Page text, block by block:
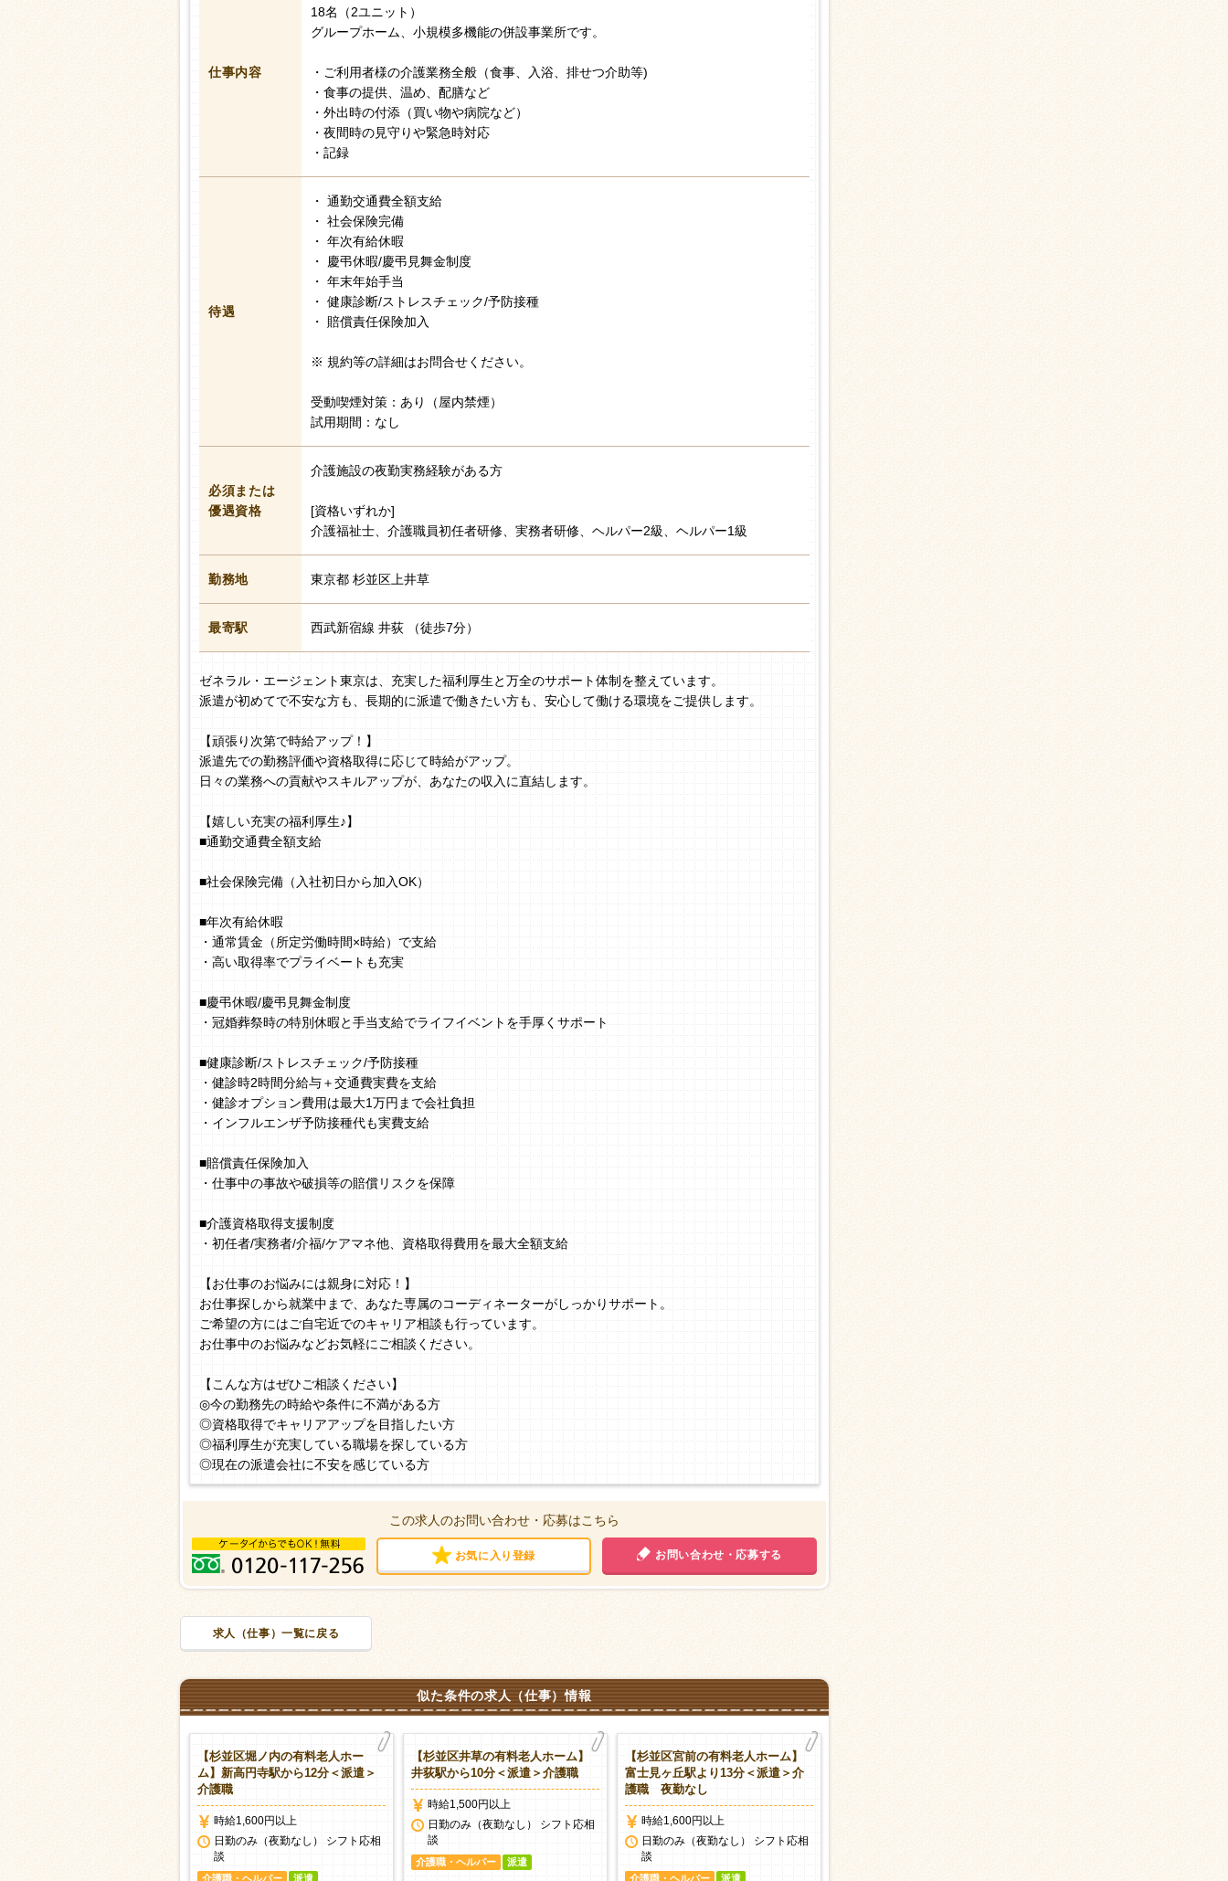
仕事内容
18名（2ユニット）
グループホーム、小規模多機能の併設事業所です。
・ご利用者様の介護業務全般（食事、入浴、排せつ介助等)
・食事の提供、温め、配膳など
・外出時の付添（買い物や病院など）
・夜間時の見守りや緊急時対応
・記録
待遇
・ 通勤交通費全額支給
・ 社会保険完備
・ 年次有給休暇
・ 慶弔休暇/慶弔見舞金制度
・ 年末年始手当
・ 健康診断/ストレスチェック/予防接種
・ 賠償責任保険加入
※ 規約等の詳細はお問合せください。
受動喫煙対策：あり（屋内禁煙）
試用期間：なし
必須または
優遇資格
介護施設の夜勤実務経験がある方
[資格いずれか]
介護福祉士、介護職員初任者研修、実務者研修、ヘルパー2級、ヘルパー1級
勤務地 東京都 杉並区上井草
最寄駅 西武新宿線 井荻 （徒歩7分）
ゼネラル・エージェント東京は、充実した福利厚生と万全のサポート体制を整えています。
派遣が初めてで不安な方も、長期的に派遣で働きたい方も、安心して働ける環境をご提供します。
【頑張り次第で時給アップ！】
派遣先での勤務評価や資格取得に応じて時給がアップ。
日々の業務への貢献やスキルアップが、あなたの収入に直結します。
【嬉しい充実の福利厚生♪】
■通勤交通費全額支給
■社会保険完備（入社初日から加入OK）
■年次有給休暇
・通常賃金（所定労働時間×時給）で支給
・高い取得率でプライベートも充実
■慶弔休暇/慶弔見舞金制度
・冠婚葬祭時の特別休暇と手当支給でライフイベントを手厚くサポート
■健康診断/ストレスチェック/予防接種
・健診時2時間分給与＋交通費実費を支給
・健診オプション費用は最大1万円まで会社負担
・インフルエンザ予防接種代も実費支給
■賠償責任保険加入
・仕事中の事故や破損等の賠償リスクを保障
■介護資格取得支援制度
・初任者/実務者/介福/ケアマネ他、資格取得費用を最大全額支給
【お仕事のお悩みには親身に対応！】
お仕事探しから就業中まで、あなた専属のコーディネーターがしっかりサポート。
ご希望の方にはご自宅近でのキャリア相談も行っています。
お仕事中のお悩みなどお気軽にご相談ください。
【こんな方はぜひご相談ください】
◎今の勤務先の時給や条件に不満がある方
◎資格取得でキャリアアップを目指したい方
◎福利厚生が充実している職場を探している方
◎現在の派遣会社に不安を感じている方
この求人のお問い合わせ・応募はこちら
お気に入り登録 お問い合わせ・応募する
求人（仕事）一覧に戻る
似た条件の求人（仕事）情報
【杉並区堀ノ内の有料老人ホー
ム】新高円寺駅から12分＜派遣＞
介護職
時給1,600円以上
日勤のみ（夜勤なし） シフト応相
談
介護職・ヘルパー 派遣
【杉並区井草の有料老人ホーム】
井荻駅から10分＜派遣＞介護職
時給1,500円以上
日勤のみ（夜勤なし） シフト応相
談
介護職・ヘルパー 派遣
【杉並区宮前の有料老人ホーム】
富士見ヶ丘駅より13分＜派遣＞介
護職 夜勤なし
時給1,600円以上
日勤のみ（夜勤なし） シフト応相
談
介護職・ヘルパー 派遣